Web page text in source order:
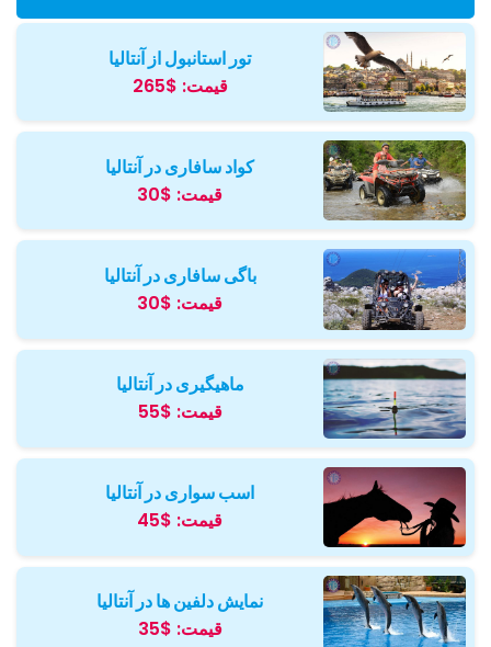
تور استانبول از آنتالیا
قیمت: $265
کواد سافاری در آنتالیا
قیمت: $30
باگی سافاری در آنتالیا
قیمت: $30
ماهیگیری در آنتالیا
قیمت: $55
اسب سواری در آنتالیا
قیمت: $45
نمایش دلفین ها در آنتالیا
قیمت: $35